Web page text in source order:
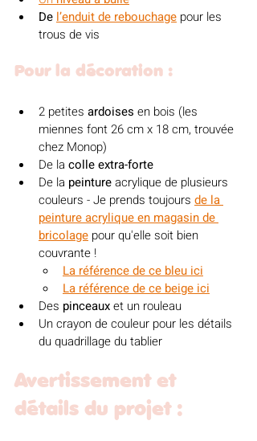
De l’enduit de rebouchage pour les
trous de vis
Pour la décoration :
2 petites ardoises en bois (les
miennes font 26 cm x 18 cm, trouvée
chez Monop)
De la colle extra-forte
De la peinture acrylique de plusieurs
couleurs - Je prends toujours de la
peinture acrylique en magasin de
bricolage pour qu'elle soit bien
couvrante !
La référence de ce bleu ici
La référence de ce beige ici
Des pinceaux et un rouleau
Un crayon de couleur pour les détails
du quadrillage du tablier
Avertissement et
détails du projet :